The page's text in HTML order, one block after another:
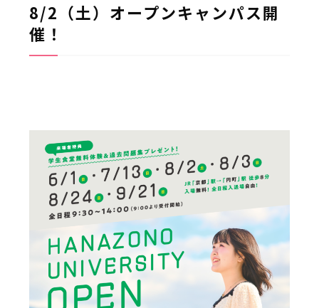
8/2（土）オープンキャンパス開
催！